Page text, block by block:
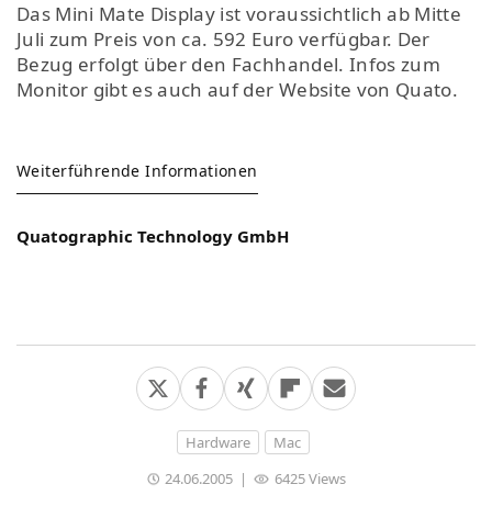
Das Mini Mate Display ist voraussichtlich ab Mitte
Juli zum Preis von ca. 592 Euro verfügbar. Der
Bezug erfolgt über den Fachhandel. Infos zum
Monitor gibt es auch auf der Website von Quato.
Weiterführende Informationen
Quatographic Technology GmbH
Hardware
Mac
24.06.2005 | 6425 Views